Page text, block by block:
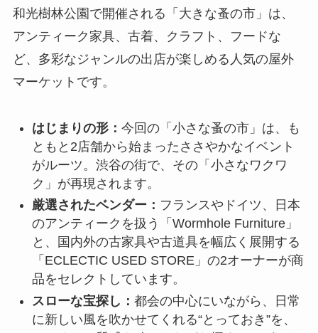
和光樹林公園で開催される「大きな蚤の市」は、
アンティーク家具、古着、クラフト、フードな
ど、多彩なジャンルの出店が楽しめる人気の屋外
マーケットです。
はじまりの形： 今回の「小さな蚤の市」は、も
ともと2店舗から始まったささやかなイベント
がルーツ。渋谷の街で、その「小さなワクワ
ク」が再現されます。
厳選されたベンダー： フランスやドイツ、日本
のアンティークを扱う「Wormhole Furniture」
と、国内外の古家具や古道具を幅広く展開する
「ECLECTIC USED STORE」の2オーナーが商
品をセレクトしています。
スローな宝探し： 都会の中心にいながら、日常
に新しい風を吹かせてくれる“とっておき”を、